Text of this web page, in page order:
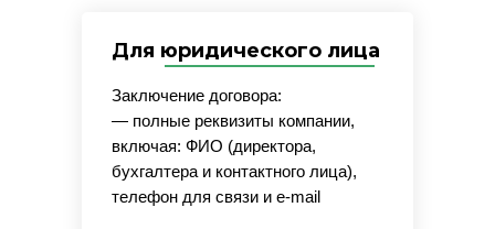
Для юридического лица
Заключение договора:
— полные реквизиты компании,
включая: ФИО (директора,
бухгалтера и контактного лица),
телефон для связи и e-mail